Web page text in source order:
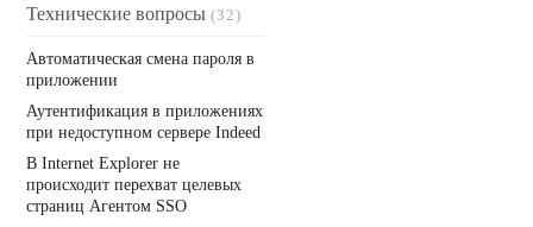
Технические вопросы (32)
Автоматическая смена пароля в
приложении
Аутентификация в приложениях
при недоступном сервере Indeed
В Internet Explorer не
происходит перехват целевых
страниц Агентом SSO